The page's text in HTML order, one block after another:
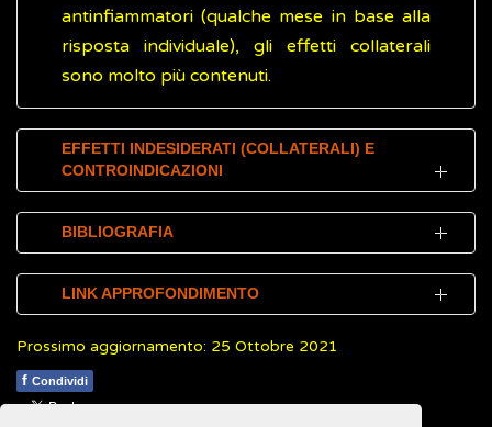
antinfiammatori (qualche mese in base alla
risposta individuale), gli effetti collaterali
sono molto più contenuti.
EFFETTI INDESIDERATI (COLLATERALI) E
CONTROINDICAZIONI
Se presa nelle quantità raccomandate, la
glucosamina solfato è ben tollerata.
Gli effetti indesiderati (effetti collaterali)
riportati sono molto rari, tuttavia, l'uso orale
di glucosamina solfato può causare nausea,
bruciore di stomaco,costipazione
BIBLIOGRAFIA
EFSA Panel on Dietetic Products, Nutrition
and Allergies (NDA).Scientific Opinion on
the substantiation of a health claim related
to glucosamine and maintenance of normal
joint cartilage pursuant to Article 13(5) of
LINK APPROFONDIMENTO
Mayo Clinic.Glucosamine(Inglese)
National Institutes of Health (NIH). National
Prossimo aggiornamento: 25 Ottobre 2021
f Condividi